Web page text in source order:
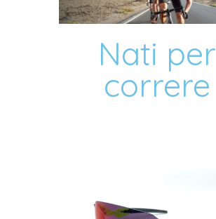
Nati per
correre